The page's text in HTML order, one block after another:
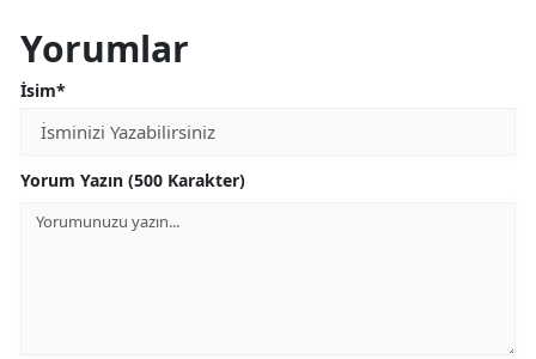
Yorumlar
İsim*
Yorum Yazın (500 Karakter)